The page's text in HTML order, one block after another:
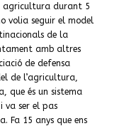
agricultura durant 5
volia seguir el model
de la
amb altres
de defensa
de l’agricultura,
que és un sistema
va ser el pas
Fa 15 anys que ens